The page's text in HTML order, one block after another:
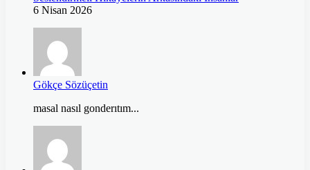
6 Nisan 2026
Gökçe Sözüçetin
masal nasıl gonderıtım...